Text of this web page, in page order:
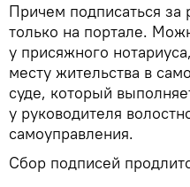
Причем подписаться
только на портале.
у присяжного
месту жительства в
суде, который
у руководителя
самоуправления.
Сбор подписей